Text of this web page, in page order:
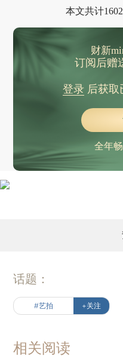
本文共计
财新
订阅后赠
登录后获取
全年
话题：
#艺拍 +关注
相关阅读